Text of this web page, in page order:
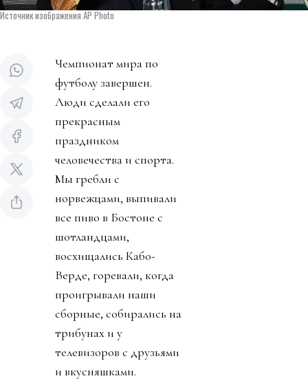
Источник изображения AP Photo
Чемпионат мира по
футболу завершен.
Люди сделали его
прекрасным
праздником
человечества и спорта.
Мы гребли с
норвежцами, выпивали
все пиво в Бостоне с
шотландцами,
восхищались Кабо-
Верде, горевали, когда
проигрывали наши
сборные, собирались на
трибунах и у
телевизоров с друзьями
и вкусняшками.